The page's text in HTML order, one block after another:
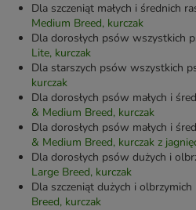
Dla szczeniąt małych i średnich
Medium Breed, kurczak
Dla dorosłych psów wszystkich
Lite, kurczak
Dla starszych psów wszystkich
kurczak
Dla dorosłych psów małych i
& Medium Breed, kurczak
Dla dorosłych psów małych i
& Medium Breed, kurczak z
Dla dorosłych psów dużych i
Large Breed, kurczak
Dla szczeniąt dużych i olbrzymich
Breed, kurczak